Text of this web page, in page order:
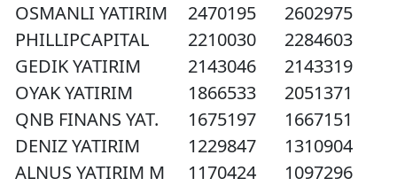
OSMANLI YATIRIM
2470195
2602975
PHILLIPCAPITAL
2210030
2284603
GEDIK YATIRIM
2143046
2143319
OYAK YATIRIM
1866533
2051371
QNB FINANS YAT.
1675197
1667151
DENIZ YATIRIM
1229847
1310904
ALNUS YATIRIM M
1170424
1097296